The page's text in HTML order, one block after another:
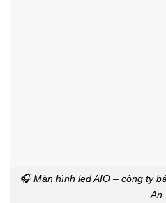
🎧 Màn hình led AIO – công ty
An